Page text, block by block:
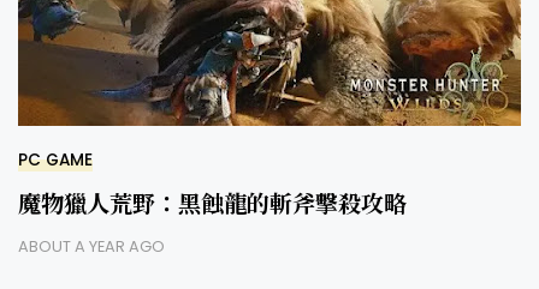
PC GAME
魔物獵人荒野：黑蝕龍的斬斧擊殺攻略
ABOUT A YEAR AGO